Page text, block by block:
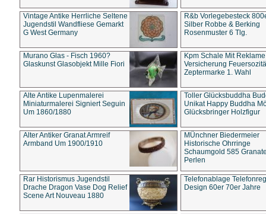
Vintage Antike Herrliche Seltene
Jugendstil Wandfliese Gemarkt
G West Germany
R&b Vorlegebesteck
Silber Robbe & Berking
Rosenmuster 6 Tlg.
Murano Glas - Fisch 1960?
Glaskunst Glasobjekt Mille Fiori
Kpm Schale Mit Reklame
Versicherung
Zeptermarke 1. Wahl
Alte Antike Lupenmalerei
Miniaturmalerei Signiert Seguin
Um 1860/1880
Toller Glücksbuddha
Unikat Happy Buddha
Glücksbringer Holzfigur
Alter Antiker Granat Armreif
Armband Um 1900/1910
MÜnchner Biedermeier
Historische Ohrringe
Schaumgold 585
Perlen
Rar Historismus Jugendstil
Drache Dragon Vase Dog Relief
Scene Art Nouveau 1880
Telefonablage
Design 60er 70er Jahre